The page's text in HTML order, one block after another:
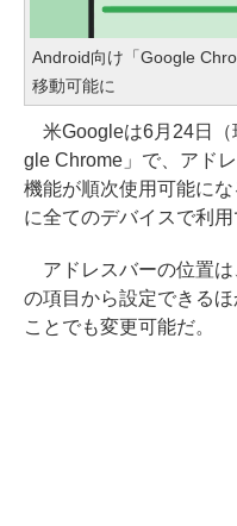
Android向け「Google
移動可能に
米Googleは6月24日（
gle Chrome」で、アド
機能が順次使用可能に
に全てのデバイスで利
アドレスバーの位置は
の項目から設定できる
ことでも変更可能だ。